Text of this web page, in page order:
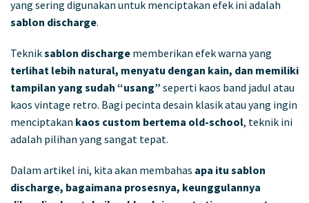
yang sering digunakan untuk menciptakan efek ini adalah
sablon discharge.
Tekniksablon discharge memberikan efek warna yang
terlihat lebih natural, menyatu dengan kain, dan memiliki
tampilan yang sudah “usang” seperti kaos band jadul atau
kaos vintage retro. Bagi pecinta desain klasik atau yang ingin
menciptakan kaos custom bertema old-school, teknik ini
adalah pilihan yang sangat tepat.
Dalam artikel ini, kita akan membahas apa itu sablon
discharge, bagaimana prosesnya, keunggulannya